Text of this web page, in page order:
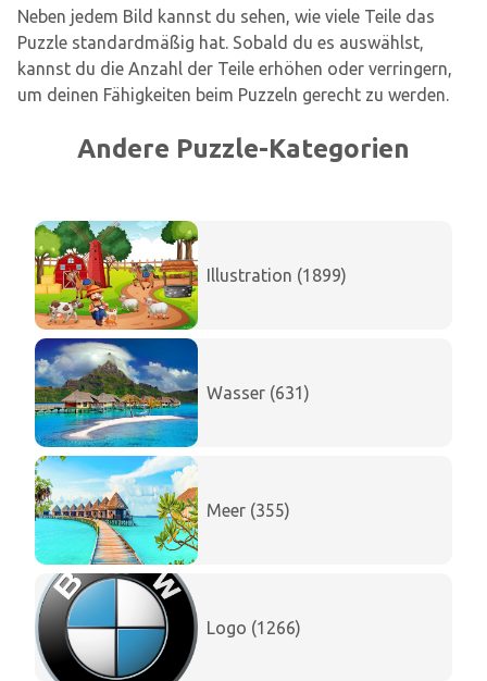
Neben jedem Bild kannst du sehen, wie viele Teile das
Puzzle standardmäßig hat. Sobald du es auswählst,
kannst du die Anzahl der Teile erhöhen oder verringern,
um deinen Fähigkeiten beim Puzzeln gerecht zu werden.
Andere Puzzle-Kategorien
Illustration (1899)
Wasser (631)
Meer (355)
Logo (1266)